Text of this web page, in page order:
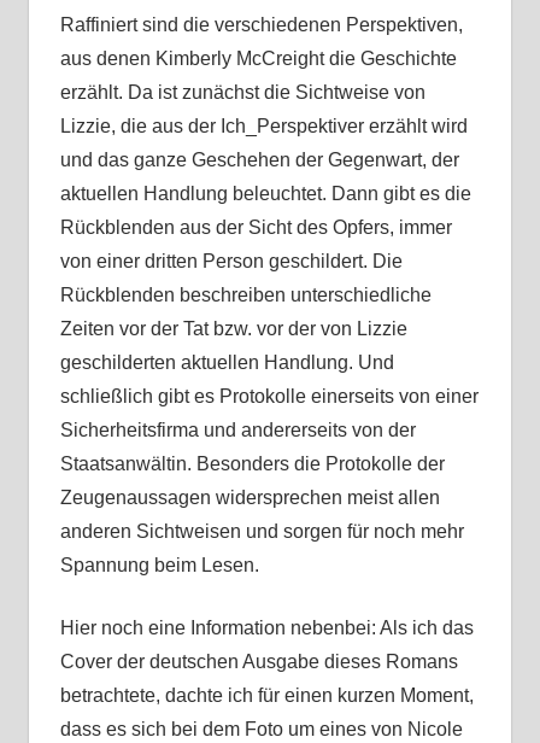
Raffiniert sind die verschiedenen Perspektiven,
aus denen Kimberly McCreight die Geschichte
erzählt. Da ist zunächst die Sichtweise von
Lizzie, die aus der Ich_Perspektiver erzählt wird
und das ganze Geschehen der Gegenwart, der
aktuellen Handlung beleuchtet. Dann gibt es die
Rückblenden aus der Sicht des Opfers, immer
von einer dritten Person geschildert. Die
Rückblenden beschreiben unterschiedliche
Zeiten vor der Tat bzw. vor der von Lizzie
geschilderten aktuellen Handlung. Und
schließlich gibt es Protokolle einerseits von einer
Sicherheitsfirma und andererseits von der
Staatsanwältin. Besonders die Protokolle der
Zeugenaussagen widersprechen meist allen
anderen Sichtweisen und sorgen für noch mehr
Spannung beim Lesen.
Hier noch eine Information nebenbei: Als ich das
Cover der deutschen Ausgabe dieses Romans
betrachtete, dachte ich für einen kurzen Moment,
dass es sich bei dem Foto um eines von Nicole